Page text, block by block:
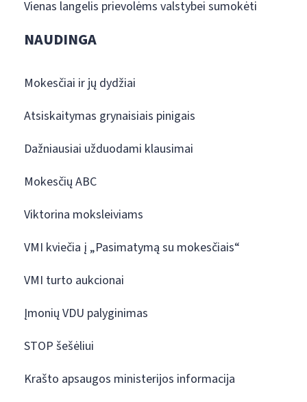
Vienas langelis prievolėms valstybei sumokėti
NAUDINGA
Mokesčiai ir jų dydžiai
Atsiskaitymas grynaisiais pinigais
Dažniausiai užduodami klausimai
Mokesčių ABC
Viktorina moksleiviams
VMI kviečia į „Pasimatymą su mokesčiais“
VMI turto aukcionai
Įmonių VDU palyginimas
STOP šešėliui
Krašto apsaugos ministerijos informacija